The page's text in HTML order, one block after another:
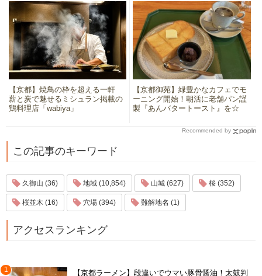
【京都】焼鳥の枠を超える一軒
薪と炭で魅せるミシュラン掲載の
鶏料理店「wabiya」
【京都御苑】緑豊かなカフェでモ
ーニング開始！朝活に老舗パン謹
製『あんバタートースト』を☆
Recommended by
この記事のキーワード
久御山 (36) 地域 (10,854) 山城 (627) 桜 (352)
桜並木 (16) 穴場 (394) 難解地名 (1)
アクセスランキング
1 【京都ラーメン】段違いでウマい豚骨醤油！太鼓判